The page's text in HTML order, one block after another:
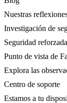
Nuestras
Investigación de
Seguridad
Punto de vista de
Explora las
Centro de soporte
Estamos a tu